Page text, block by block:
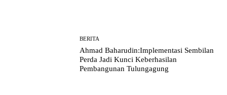
BERITA
Ahmad Baharudin:Implementasi Sembilan
Perda Jadi Kunci Keberhasilan
Pembangunan Tulungagung